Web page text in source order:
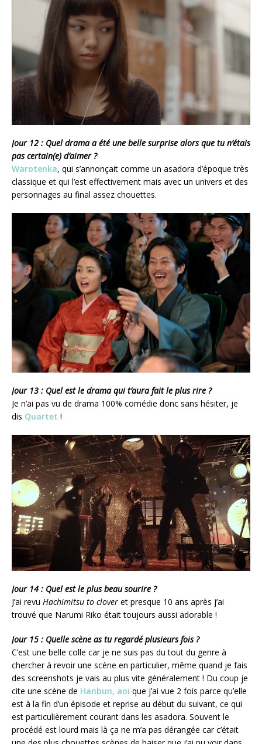
Jour 12 : Quel drama a été une belle surprise alors que tu n’étais
pas certain(e) d’aimer ?
Warotenka, qui s’annonçait comme un asadora d’époque très
classique et qui l’est effectivement mais avec un univers et des
personnages au final assez chouettes.
Jour 13 : Quel est le drama qui t’aura fait le plus rire ?
Je n’ai pas vu de drama 100% comédie donc sans hésiter, je
dis Quartet !
Jour 14 : Quel est le plus beau sourire ?
J’ai revu Hachimitsu to clover et presque 10 ans après j’ai
trouvé que Narumi Riko était toujours aussi adorable !
Jour 15 : Quelle scène as tu regardé plusieurs fois ?
C’est une belle colle car je ne suis pas du tout du genre à
chercher à revoir une scène en particulier, même quand je fais
des screenshots je vais au plus vite généralement ! Du coup je
cite une scène de Hanbun, aoi que j’ai vue 2 fois parce qu’elle
est à la fin d’un épisode et reprise au début du suivant, ce qui
est particulièrement courant dans les asadora. Souvent le
procédé est lourd mais là ça ne m’a pas dérangée car c’était